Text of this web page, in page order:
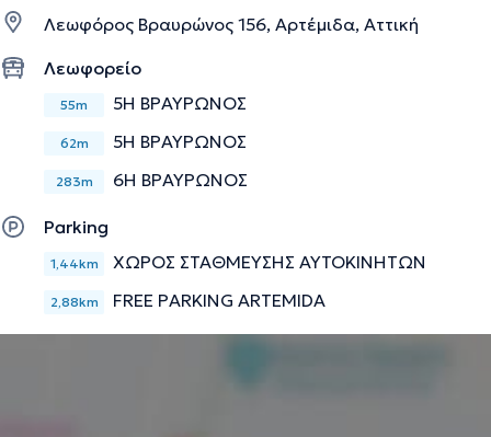
Την περιγραφή επιμελείται η ομάδα του doctoranytime βασισμένη σε
επαληθευμένες πληροφορίες.
Λεωφόρος Βραυρώνος 156, Αρτέμιδα, Αττική
Λεωφορείο
55m 5Η ΒΡΑΥΡΩΝΟΣ
62m 5Η ΒΡΑΥΡΩΝΟΣ
283m 6Η ΒΡΑΥΡΩΝΟΣ
Parking
1,44km ΧΩΡΟΣ ΣΤΑΘΜΕΥΣΗΣ ΑΥΤΟΚΙΝΗΤΩΝ
2,88km FREE PARKING ARTEMIDA